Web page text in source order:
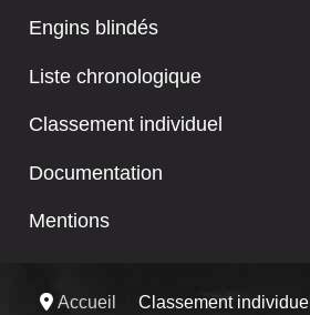
Engins blindés
Liste chronologique
Classement individuel
Documentation
Mentions
Accueil Classement individuel